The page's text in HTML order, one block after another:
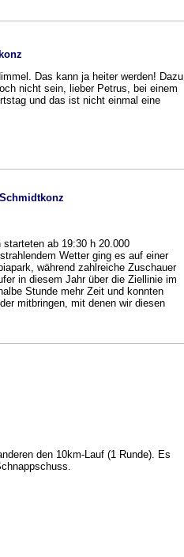
Das kann ja heiter werden! Dazu
nicht sein, lieber Petrus, bei einem
und das ist nicht einmal eine
ab 19:30 h 20.000
Wetter ging es auf einer
während zahlreiche Zuschauer
in diesem Jahr über die Ziellinie im
Stunde mehr Zeit und konnten
mitbringen, mit denen wir diesen
den 10km-Lauf (1 Runde). Es